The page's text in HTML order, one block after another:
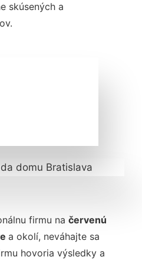
skúsených a
firmu na červenú
a okolí, neváhajte sa
hovoria výsledky a